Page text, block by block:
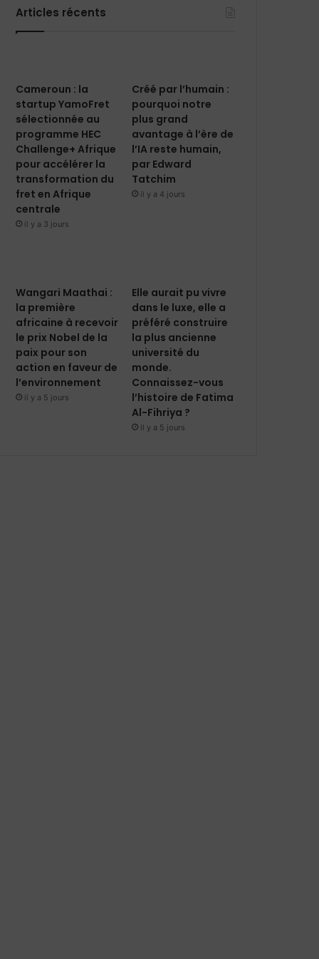
Articles récents
Cameroun : la
startup YamoFret
sélectionnée au
programme HEC
Challenge+ Afrique
pour accélérer la
transformation du
fret en Afrique
centrale
il y a 3 jours
Créé par l’humain :
pourquoi notre
plus grand
avantage à l’ère de
l’IA reste humain,
par Edward
Tatchim
il y a 4 jours
Wangari Maathai :
la première
africaine à recevoir
le prix Nobel de la
paix pour son
action en faveur de
l’environnement
il y a 5 jours
Elle aurait pu vivre
dans le luxe, elle a
préféré construire
la plus ancienne
université du
monde.
Connaissez-vous
l’histoire de Fatima
Al-Fihriya ?
il y a 5 jours